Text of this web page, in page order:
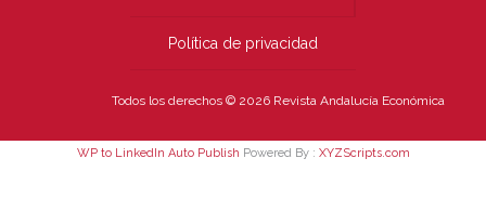
Política de privacidad
Todos los derechos © 2026 Revista Andalucía Económica
WP to LinkedIn Auto Publish Powered By : XYZScripts.com